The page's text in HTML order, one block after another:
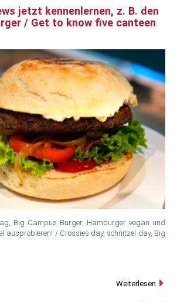
jetzt kennenlernen, z. B. den
/ Get to know five canteen
Big Campus Burger, Hamburger vegan und
ausprobieren! / Crossies day, schnitzel day, Big
Weiterlesen